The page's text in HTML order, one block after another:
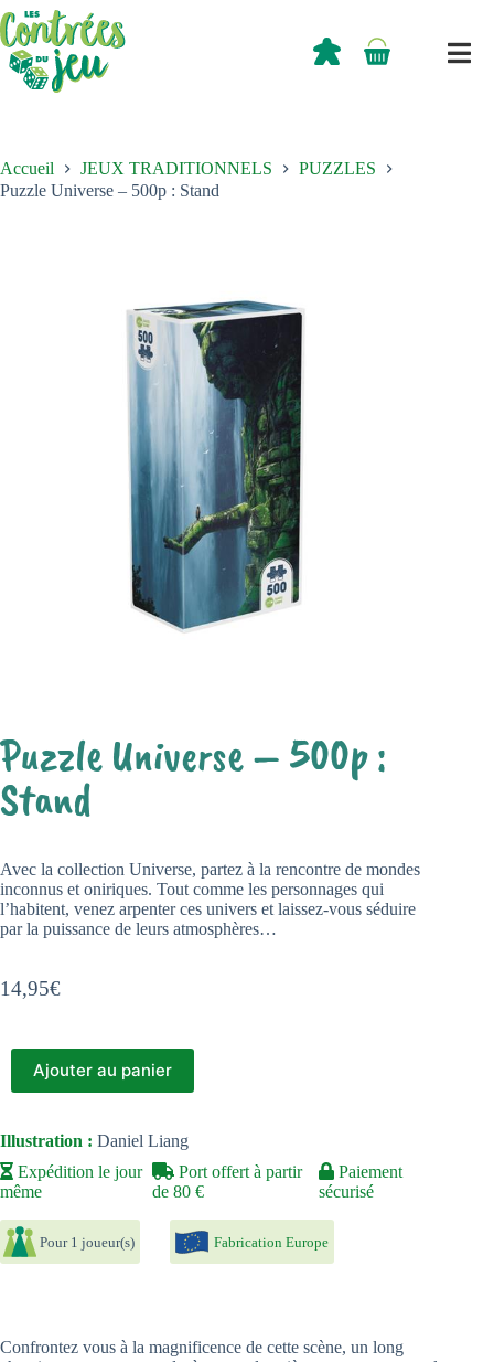
Passer
au
contenu
Panier
0,00
Accueil JEUX TRADITIONNELS
PUZZLES
Puzzle Universe – 500p : Stand
Puzzle Universe – 500p :
Stand
14,95€
Avec la collection Universe, partez à la rencontre de mondes
inconnus et oniriques. Tout comme les personnages qui
l’habitent, venez arpenter ces univers et laissez-vous séduire
par la puissance de leurs atmosphères…
Ajouter au panier
Expédition le jour
même
Port offert à partir
de 80 €
Paiement
sécurisé
Illustration : Daniel Liang
Pour 1 joueur(s) Fabrication Europe
Confrontez vous à la magnificence de cette scène, un long